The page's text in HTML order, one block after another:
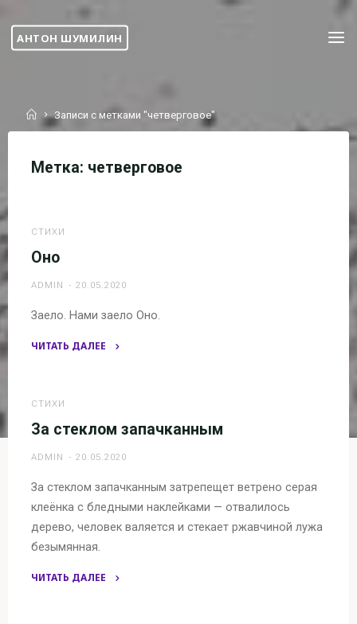
содержимому
АНТОН ШУМИЛИН
Главная
Записи с метками "четверговое"
Метка: четверговое
СТИХИ
Оно
ADMIN 20.05.2020
Заело. Нами заело Оно.
ЧИТАТЬ ДАЛЕЕ
СТИХИ
За стеклом запачканным
ADMIN 20.05.2020
За стеклом запачканным затрепещет ветрено серая
клеёнка с бледными наклейками — отвалилось
дерево, человек валяется и стекает ржавчиной лужа
безымянная.
ЧИТАТЬ ДАЛЕЕ